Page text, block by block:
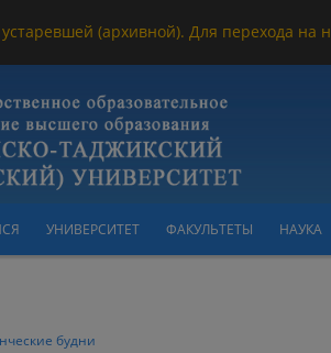
(архивной). Для перехода
УНИВЕРСИТЕТ ФАКУЛЬТЕТЫ НАУКА
будни